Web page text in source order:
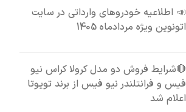
📣 اطلاعیه خودروهای وارداتی در سایت
اتونوین ویژه مردادماه 1405
🔴شرایط فروش دو مدل کرولا کراس نیو
فیس و فرانتلندر نیو فیس از برند تویوتا
اعلام شد